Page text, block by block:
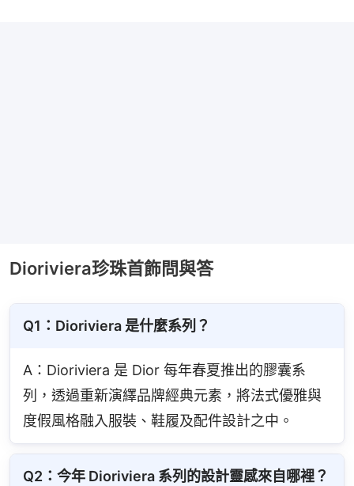
Dioriviera珍珠首飾問與答
Q1：Dioriviera 是什麼系列？
A：Dioriviera 是 Dior 每年春夏推出的膠囊系
列，透過重新演繹品牌經典元素，將法式優雅與
度假風格融入服裝、鞋履及配件設計之中。
Q2：今年 Dioriviera 系列的設計靈感來自哪裡？